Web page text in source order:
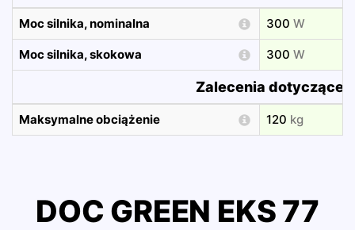
Moc silnika, nominalna 300 W
Moc silnika, skokowa 300 W
Zalecenia dotyczące
Maksymalne obciążenie 120 kg
DOC GREEN EKS 77